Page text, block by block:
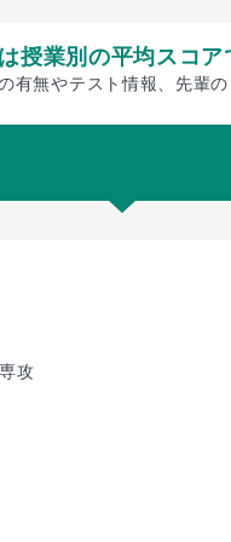
授業別の平均スコア
有無やテスト情報、先輩の
攻